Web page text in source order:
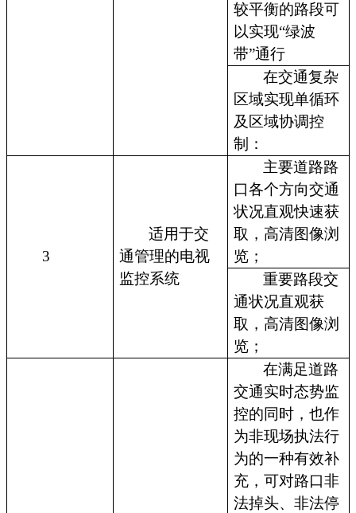
较平衡的路段可
以实现“绿波
带”通行
在交通复杂
区域实现单循环
及区域协调控
制：
3
适用于交
通管理的电视
监控系统
主要道路路
口各个方向交通
状况直观快速获
取，高清图像浏
览；
重要路段交
通状况直观获
取，高清图像浏
览；
在满足道路
交通实时态势监
控的同时，也作
为非现场执法行
为的一种有效补
充，可对路口非
法掉头、非法停